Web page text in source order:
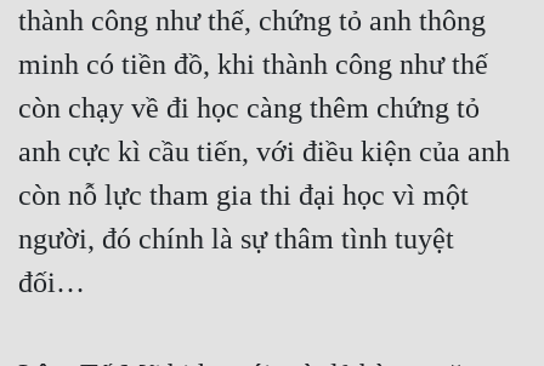
thành công như thế, chứng tỏ anh thông
minh có tiền đồ, khi thành công như thế
còn chạy về đi học càng thêm chứng tỏ
anh cực kì cầu tiến, với điều kiện của anh
còn nỗ lực tham gia thi đại học vì một
người, đó chính là sự thâm tình tuyệt
đối…